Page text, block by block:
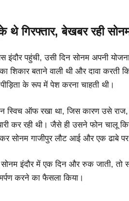
थे गिरफ्तार, बेखबर रही
पहुंची, उसी दिन सोनम अपनी
बताने वाली थी और दावा करती
के रूप में पेश करना चाहती थी।
स्विच ऑफ रखा था, जिस कारण उसे
कर रही थी। जैसे ही उसने फोन
सोनम गाजीपुर लौट आई और एक ढाबे
इंदौर में एक दिन और रुक जाती, तो
करने का फैसला किया।